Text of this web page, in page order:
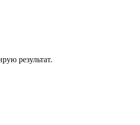
результат.